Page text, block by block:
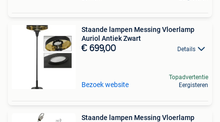
Staande lampen Messing Vloerlamp
Auriol Antiek Zwart
€ 699,00 Details
Bezoek website
Topadvertentie
Eergisteren
Staande lampen Messing Vloerlamp